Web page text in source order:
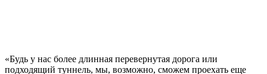
«Будь у нас более длинная перевернутая дорога или
подходящий туннель, мы, возможно, сможем проехать еще